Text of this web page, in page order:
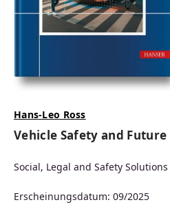
Hans-Leo Ross
Vehicle Safety and
Social, Legal and Safety Solutions
Erscheinungsdatum: 09/2025